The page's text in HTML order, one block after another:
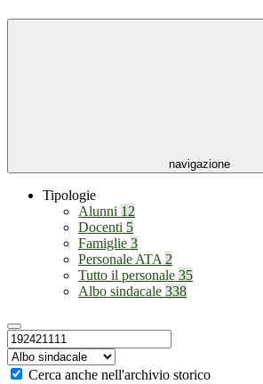
navigazione
Tipologie
Alunni 12
Docenti 5
Famiglie 3
Personale ATA 2
Tutto il personale 35
Albo sindacale 338
Cerca anche nell'archivio storico